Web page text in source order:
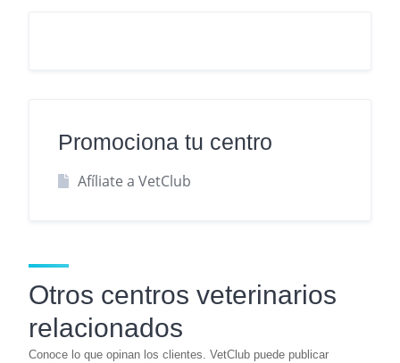
Promociona tu centro
Afíliate a VetClub
Otros centros veterinarios
relacionados